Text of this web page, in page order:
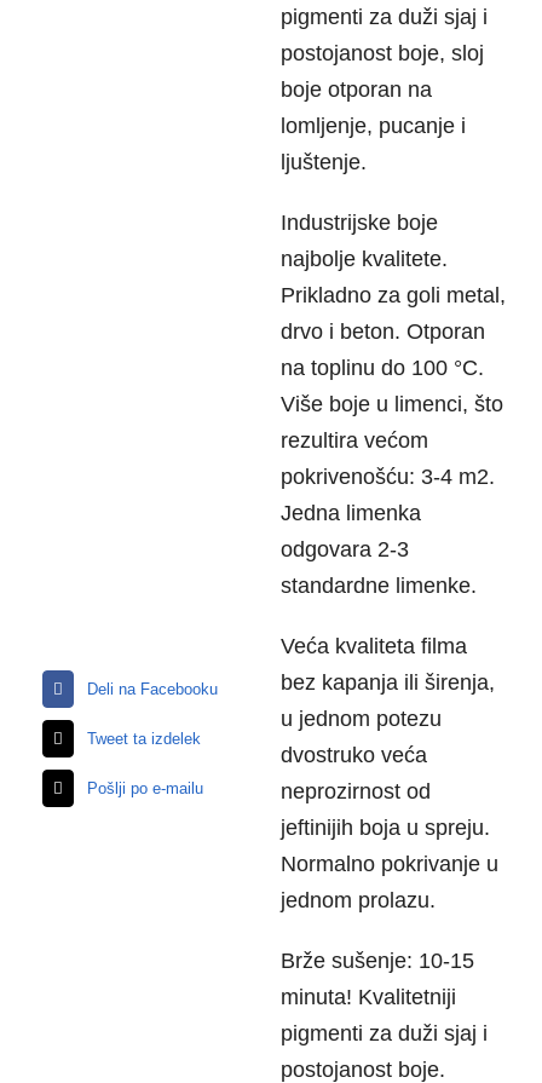
Deli na Facebooku
Tweet ta izdelek
Pošlji po e-mailu
pigmenti za duži sjaj i
postojanost boje, sloj
boje otporan na
lomljenje, pucanje i
ljuštenje.
Industrijske boje
najbolje kvalitete.
Prikladno za goli metal,
drvo i beton. Otporan
na toplinu do 100 °C.
Više boje u limenci, što
rezultira većom
pokrivenošću: 3-4 m2.
Jedna limenka
odgovara 2-3
standardne limenke.
Veća kvaliteta filma
bez kapanja ili širenja,
u jednom potezu
dvostruko veća
neprozirnost od
jeftinijih boja u spreju.
Normalno pokrivanje u
jednom prolazu.
Brže sušenje: 10-15
minuta! Kvalitetniji
pigmenti za duži sjaj i
postojanost boje.